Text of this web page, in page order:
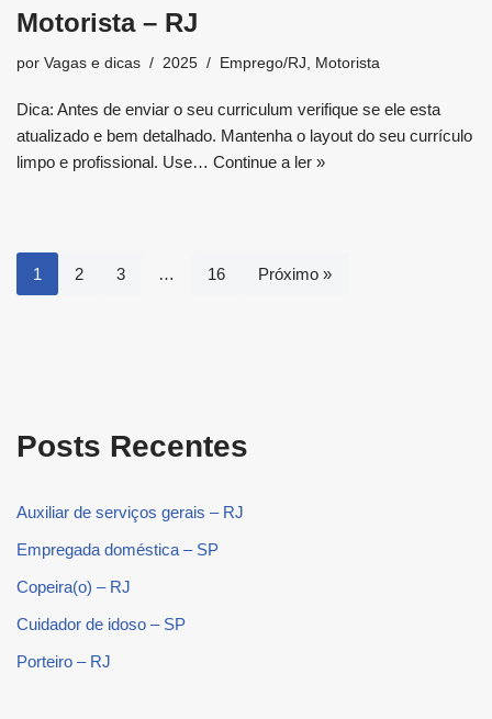
Motorista – RJ
por Vagas e dicas 2025 Emprego/RJ Motorista
Dica: Antes de enviar o seu curriculum verifique se ele esta
atualizado e bem detalhado. Mantenha o layout do seu currículo
limpo e profissional. Use… Continue a ler »
1 2 3 … 16 Próximo »
Posts Recentes
Auxiliar de serviços gerais – RJ
Empregada doméstica – SP
Copeira(o) – RJ
Cuidador de idoso – SP
Porteiro – RJ